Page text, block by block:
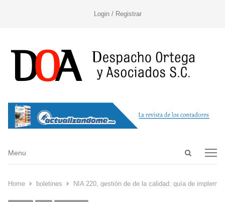
Login / Registrar
Open
Menu
Menu
Home boletines NIA 220, gestión de de la calidad: guía de